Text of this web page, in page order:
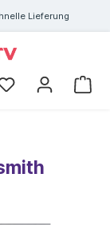
Lieferung